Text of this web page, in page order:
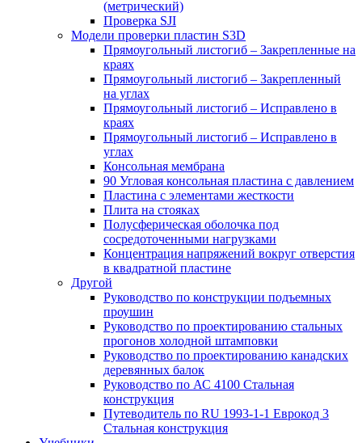
(метрический)
Проверка SJI
Модели проверки пластин S3D
Прямоугольный листогиб – Закрепленные на
краях
Прямоугольный листогиб – Закрепленный
на углах
Прямоугольный листогиб – Исправлено в
краях
Прямоугольный листогиб – Исправлено в
углах
Консольная мембрана
90 Угловая консольная пластина с давлением
Пластина с элементами жесткости
Плита на стояках
Полусферическая оболочка под
сосредоточенными нагрузками
Концентрация напряжений вокруг отверстия
в квадратной пластине
Другой
Руководство по конструкции подъемных
проушин
Руководство по проектированию стальных
прогонов холодной штамповки
Руководство по проектированию канадских
деревянных балок
Руководство по АС 4100 Стальная
конструкция
Путеводитель по RU 1993-1-1 Еврокод 3
Стальная конструкция